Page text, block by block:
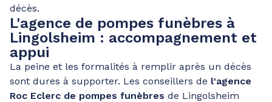
décès.
L'agence de pompes funèbres à
Lingolsheim : accompagnement et
appui
La peine et les formalités à remplir après un décès
sont dures à supporter. Les conseillers de l'agence
Roc Eclerc de pompes funèbres de Lingolsheim